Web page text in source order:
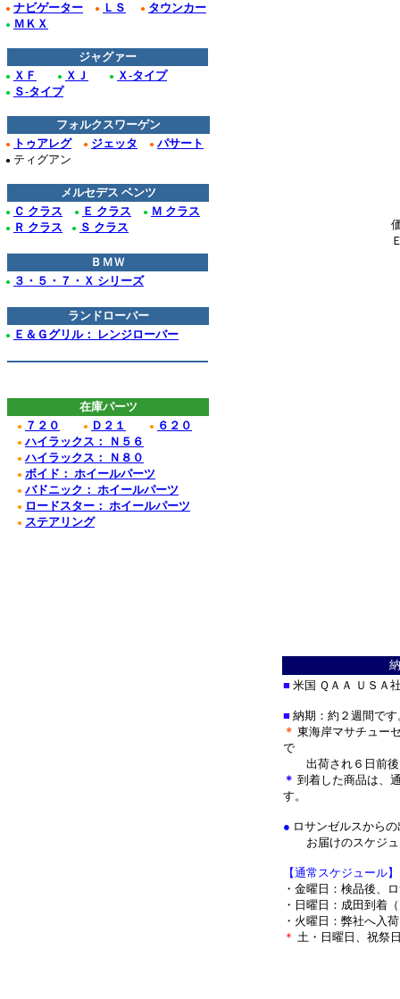
■ 米国 ＱＡＡ ＵＳＡ
■ 納期：約２週間です
＊ 東海岸マサチュー
で
出荷され６日前
＊ 到着した商品は、
す。
● ロサンゼルスから
お届けのスケジュ
【通常スケジュール】
・金曜日：検品後、
・日曜日：成田到着
・火曜日：弊社へ入
＊ 土・日曜日、祝祭
● ナビゲーター ● ＬＳ ● タウンカー
● ＭＫＸ
ジャグァー
● ＸＦ ● ＸＪ ● Ｘ-タイプ
● Ｓ-タイプ
フォルクスワーゲン
● トゥアレグ ● ジェッタ ● パサート
● ティグアン
メルセデス ベンツ
● Ｃ クラス ● Ｅ クラス ● Ｍ クラス
● Ｒ クラス ● Ｓ クラス
ＢＭＷ
● ３・５・７・Ｘ シリーズ
ランドローバー
● Ｅ＆Ｇグリル： レンジローバー
在庫パーツ
● ７２０ ● Ｄ２１ ● ６２０
● ハイラックス： Ｎ５６
● ハイラックス： Ｎ８０
● ボイド： ホイールパーツ
● バドニック： ホイールパーツ
● ロードスター： ホイールパーツ
● ステアリング